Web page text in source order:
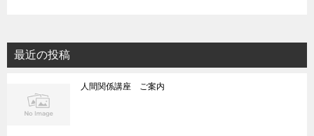
最近の投稿
人間関係講座 ご案内